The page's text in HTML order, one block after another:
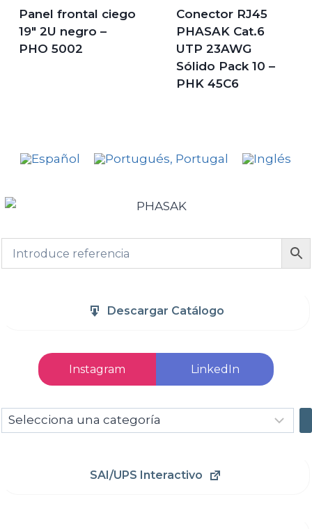
Panel frontal ciego
19″ 2U negro –
PHO 5002
Conector RJ45
PHASAK Cat.6
UTP 23AWG
Sólido Pack 10 –
PHK 45C6
Descargar Catálogo
Instagram LinkedIn
Selecciona
una
SAI/UPS Interactivo